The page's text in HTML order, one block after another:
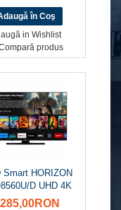
in Wishlist
produs
Smart HORIZON
D UHD 4K